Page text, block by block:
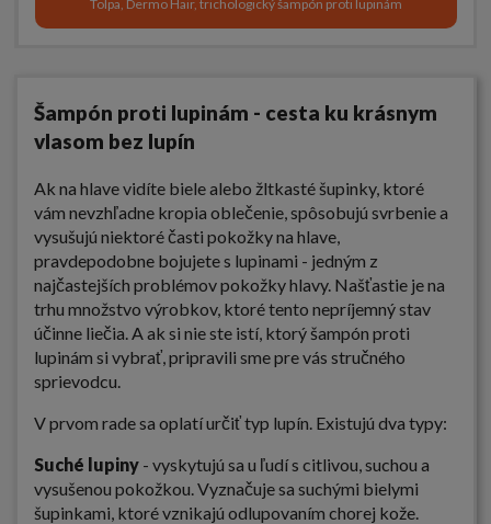
Tolpa, Dermo Hair, trichologický šampón proti lupinám
Šampón proti lupinám - cesta ku krásnym
vlasom bez lupín
Ak na hlave vidíte biele alebo žltkasté šupinky, ktoré
vám nevzhľadne kropia oblečenie, spôsobujú svrbenie a
vysušujú niektoré časti pokožky na hlave,
pravdepodobne bojujete s lupinami - jedným z
najčastejších problémov pokožky hlavy. Našťastie je na
trhu množstvo výrobkov, ktoré tento nepríjemný stav
účinne liečia. A ak si nie ste istí, ktorý šampón proti
lupinám si vybrať, pripravili sme pre vás stručného
sprievodcu.
V prvom rade sa oplatí určiť typ lupín. Existujú dva typy:
Suché lupiny - vyskytujú sa u ľudí s citlivou, suchou a
vysušenou pokožkou. Vyznačuje sa suchými bielymi
šupinkami, ktoré vznikajú odlupovaním chorej kože.